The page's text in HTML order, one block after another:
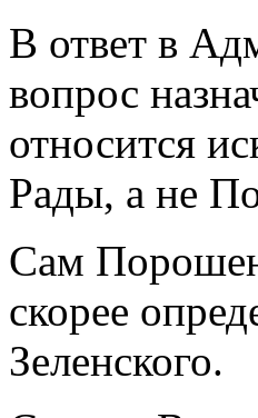
В ответ в
вопрос
относится
Рады, а не
Сам
скорее
Зеленского.